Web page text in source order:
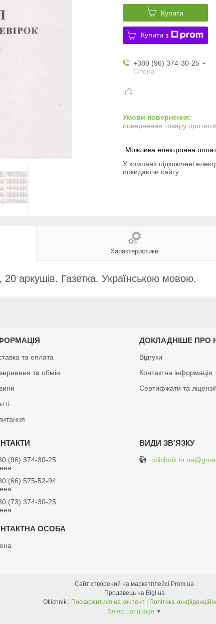
Купити
Купити з
+380 (96) 374-30-25
Олена
повернення товару
У компанії підключені
покидаючи сайту.
Характеристики
20 аркушів. Газетка. Українською мовою.
та оплата
та обмін
ДОКЛАДНІШЕ ПРО
Відгуки
Контактна інформація
Сертифікати та ліцензії
(96) 374-30-25
(66) 575-52-94
(73) 374-30-25
Сайт створений на маркетплейсі Prom.ua
Продавець на Bigl.ua
Otlichnik | Поскаржитися на контент | Політика
Select Language ▼